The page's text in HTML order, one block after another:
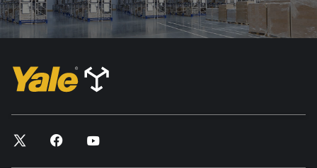
*bắt buộc